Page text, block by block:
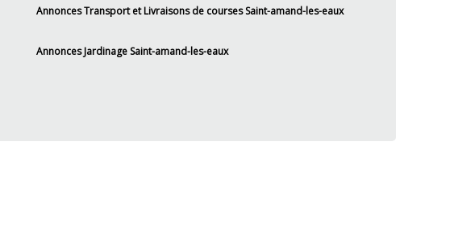
Annonces Transport et Livraisons de courses Saint-amand-les-eaux
Annonces Jardinage Saint-amand-les-eaux